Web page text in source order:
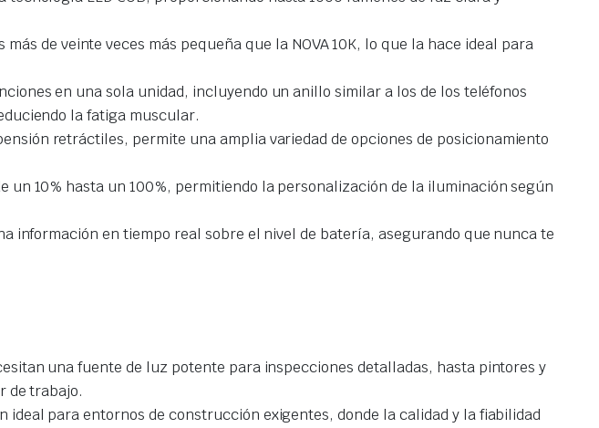
más de veinte veces más pequeña que la NOVA 10K, lo que la hace ideal para
en una sola unidad, incluyendo un anillo similar a los de los teléfonos
la fatiga muscular.
retráctiles, permite una amplia variedad de opciones de posicionamiento
un 10% hasta un 100%, permitiendo la personalización de la iluminación según
información en tiempo real sobre el nivel de batería, asegurando que nunca te
una fuente de luz potente para inspecciones detalladas, hasta pintores y
de trabajo.
ideal para entornos de construcción exigentes, donde la calidad y la fiabilidad